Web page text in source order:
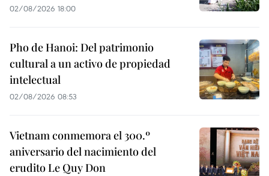
02/08/2026 18:00
Pho de Hanoi: Del patrimonio
cultural a un activo de propiedad
intelectual
02/08/2026 08:53
Vietnam conmemora el 300.º
aniversario del nacimiento del
erudito Le Quy Don